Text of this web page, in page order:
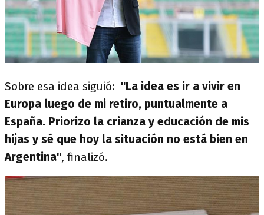
Sobre esa idea siguió: "La idea es ir a vivir en
Europa luego de mi retiro, puntualmente a
España. Priorizo la crianza y educación de mis
hijas y sé que hoy la situación no está bien en
Argentina", finalizó.